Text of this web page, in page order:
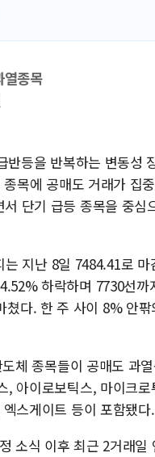
열종목
등을 반복하는 변동성
목에 공매도 거래가 집
단기 급등 종목을 중심
지난 8일 7484.41로
하락하며 7730선
다. 한 주 사이 8% 안
체 종목들이 공매도 과
아이로보틱스, 마이크
스게이트 등이 포함됐다.
소식 이후 최근 2거래